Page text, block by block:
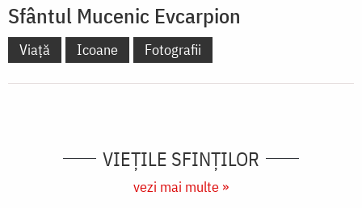
Sfântul Mucenic Evcarpion
Viață Icoane Fotografii
VIEŢILE SFINŢILOR
vezi mai multe »